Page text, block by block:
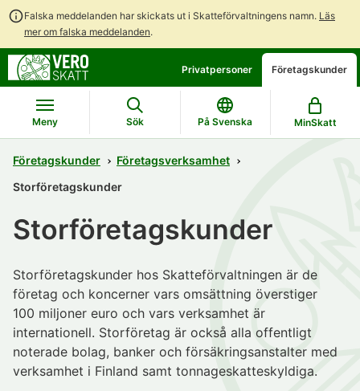
Falska meddelanden har skickats ut i Skatteförvaltningens namn. Läs
mer om falska meddelanden.
direkt
till
innehållet
till
hela
webbplatsens
sökning
Privatpersoner Företagskunder
Meny Sök På Svenska MinSkatt
Företagskunder
Företagsverksamhet
Storföretagskunder
Storföretagskunder
Storföretagskunder hos Skatteförvaltningen är de
företag och koncerner vars omsättning överstiger
100 miljoner euro och vars verksamhet är
internationell. Storföretag är också alla offentligt
noterade bolag, banker och försäkringsanstalter med
verksamhet i Finland samt tonnageskatteskyldiga.